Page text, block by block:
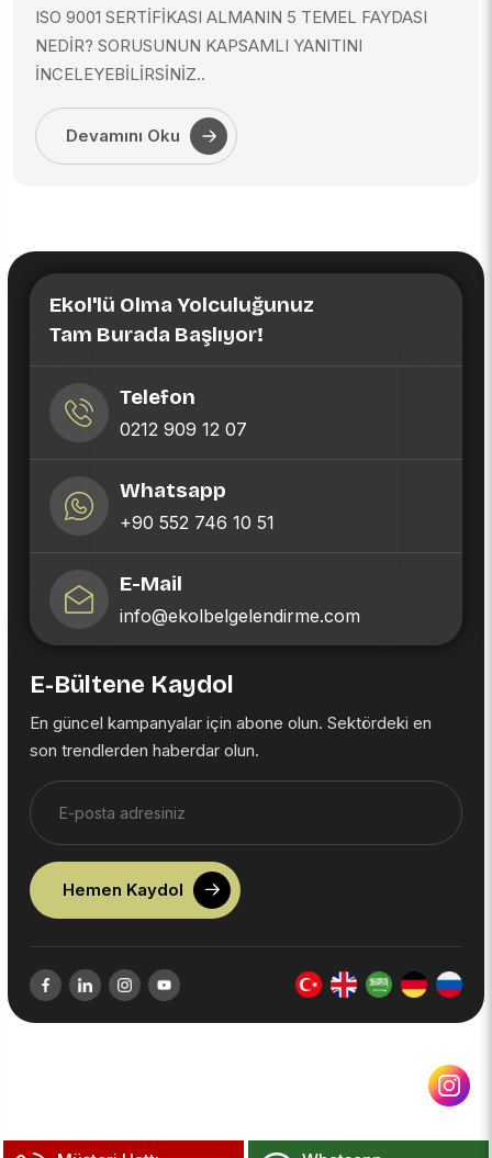
ISO 9001 SERTİFİKASI ALMANIN 5 TEMEL FAYDASI
NEDİR? SORUSUNUN KAPSAMLI YANITINI
İNCELEYEBİLİRSİNİZ..
Devamını Oku
Ekol'lü Olma Yolculuğunuz
Tam Burada Başlıyor!
Telefon
0212 909 12 07
Whatsapp
+90 552 746 10 51
E-Mail
info@ekolbelgelendirme.com
E-Bültene Kaydol
En güncel kampanyalar için abone olun. Sektördeki en
son trendlerden haberdar olun.
Hemen Kaydol